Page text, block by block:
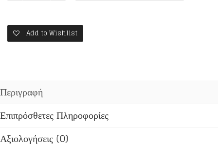
Add to Wishlist
Περιγραφή
Επιπρόσθετες Πληροφορίες
Αξιολογήσεις (0)